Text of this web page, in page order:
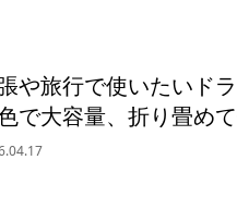
や旅行で使いたいド
で大容量、折り畳め